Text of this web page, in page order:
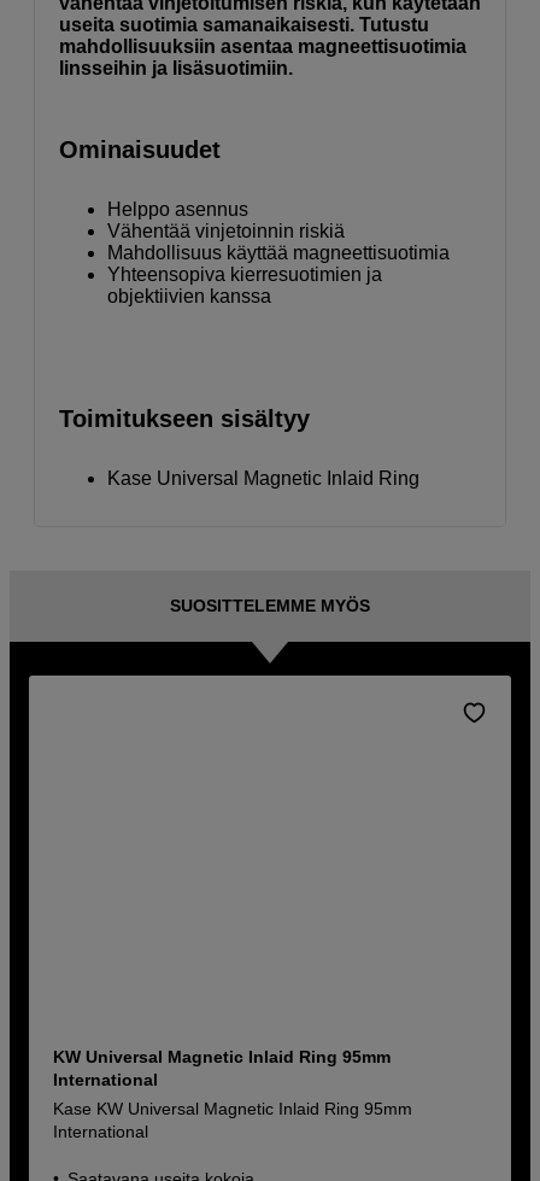
useita suotimia samanaikaisesti. Tutustu
mahdollisuuksiin asentaa magneettisuotimia
linsseihin ja lisäsuotimiin.
Ominaisuudet
Helppo asennus
Vähentää vinjetoinnin riskiä
Mahdollisuus käyttää magneettisuotimia
Yhteensopiva kierresuotimien ja
objektiivien kanssa
Toimitukseen sisältyy
Kase Universal Magnetic Inlaid Ring
SUOSITTELEMME MYÖS
KW Universal Magnetic Inlaid Ring 95mm
International
Kase KW Universal Magnetic Inlaid Ring 95mm
International